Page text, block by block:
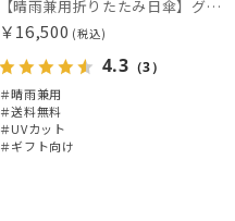
【晴雨兼用折りたたみ日傘】グレイシー (Gracy) Natural bicolor 遮光99% 遮熱 UV99％ 簡単開閉
￥16,500 (税込)
4.3 （3）
＃晴雨兼用
＃送料無料
＃UVカット
＃ギフト向け